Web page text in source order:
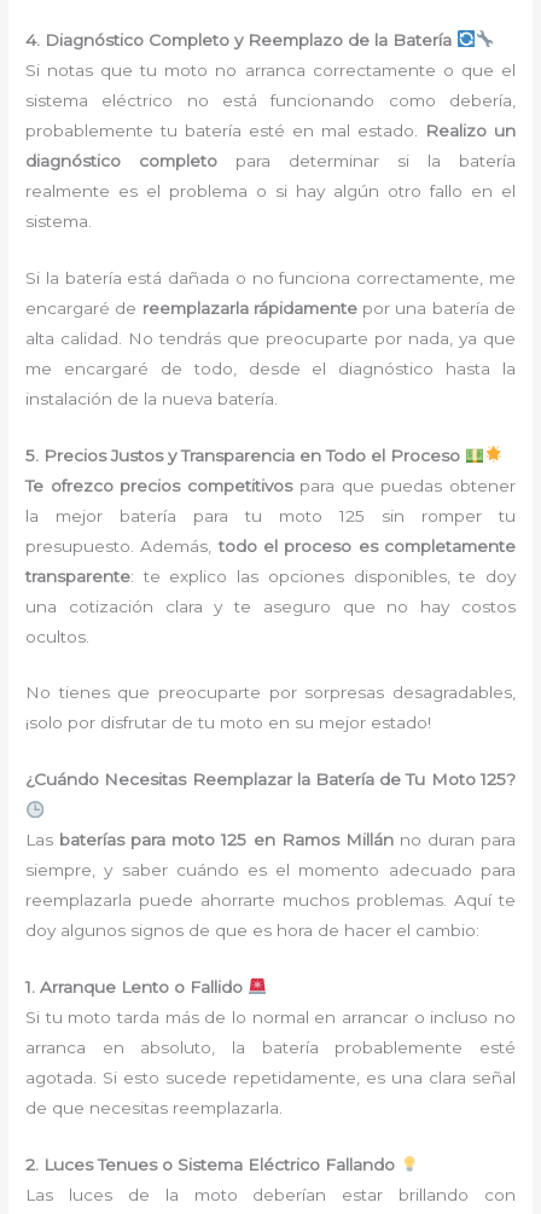
4. Diagnóstico Completo y Reemplazo de la Batería
Si notas que tu moto no arranca correctamente o que el
sistema eléctrico no está funcionando como debería,
probablemente tu batería esté en mal estado.
Realizo un
diagnóstico completo para determinar si la batería
realmente es el problema o si hay algún otro fallo en el
sistema.
Si la batería está dañada o no funciona correctamente, me
encargaré de reemplazarla rápidamentepor una batería de
alta calidad. No tendrás que preocuparte por nada, ya que
me encargaré de todo, desde el diagnóstico hasta la
instalación de la nueva batería.
5. Precios Justos y Transparencia en Todo el Proceso
Te ofrezco precios competitivospara que puedas obtener
la mejor batería para tu moto 125 sin romper tu
presupuesto. Además,todo el proceso es completamente
transparente: te explico las opciones disponibles, te doy
una cotización clara y te aseguro que no hay costos
ocultos.
No tienes que preocuparte por sorpresas desagradables,
¡solo por disfrutar de tu moto en su mejor estado!
¿Cuándo Necesitas Reemplazar la Batería de Tu Moto 125?
Las baterías para moto 125 en Ramos Millánno duran para
siempre, y saber cuándo es el momento adecuado para
reemplazarla puede ahorrarte muchos problemas. Aquí te
doy algunos signos de que es hora de hacer el cambio:
1. Arranque Lento o Fallido
Si tu moto tarda más de lo normal en arrancar o incluso no
arranca en absoluto, la batería probablemente esté
agotada. Si esto sucede repetidamente, es una clara señal
de que necesitas reemplazarla.
2. Luces Tenues o Sistema Eléctrico Fallando
Las luces de la moto deberían estar brillando con